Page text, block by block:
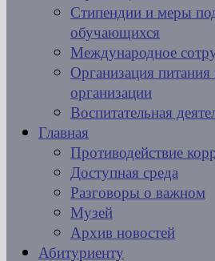
Стипендии и меры
обучающихся
Международное
Организация питания
организации
Воспитательная
Главная
Противодействие
Доступная среда
Разговоры о важном
Музей
Архив новостей
Абитуриенту